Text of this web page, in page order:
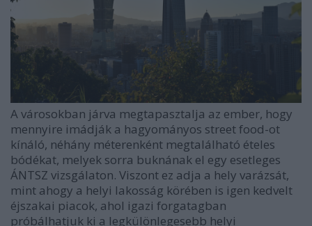
A városokban járva megtapasztalja az ember, hogy
mennyire imádják a hagyományos street food-ot
kínáló, néhány méterenként megtalálható ételes
bódékat, melyek sorra buknának el egy esetleges
ÁNTSZ vizsgálaton. Viszont ez adja a hely varázsát,
mint ahogy a helyi lakosság körében is igen kedvelt
éjszakai piacok, ahol igazi forgatagban
próbálhatjuk ki a legkülönlegesebb helyi